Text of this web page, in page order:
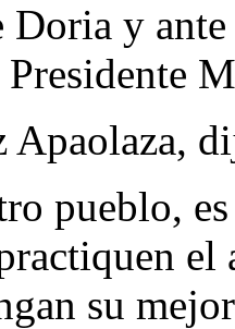
Doria y
Apaolaza,
pueblo,
su